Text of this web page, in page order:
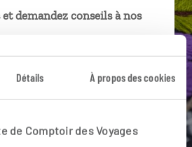
Détails À propos des cookies
de Comptoir des Voyages
demandez conseils à nos
et de la réalité du pays.
à face ou depuis nos studios